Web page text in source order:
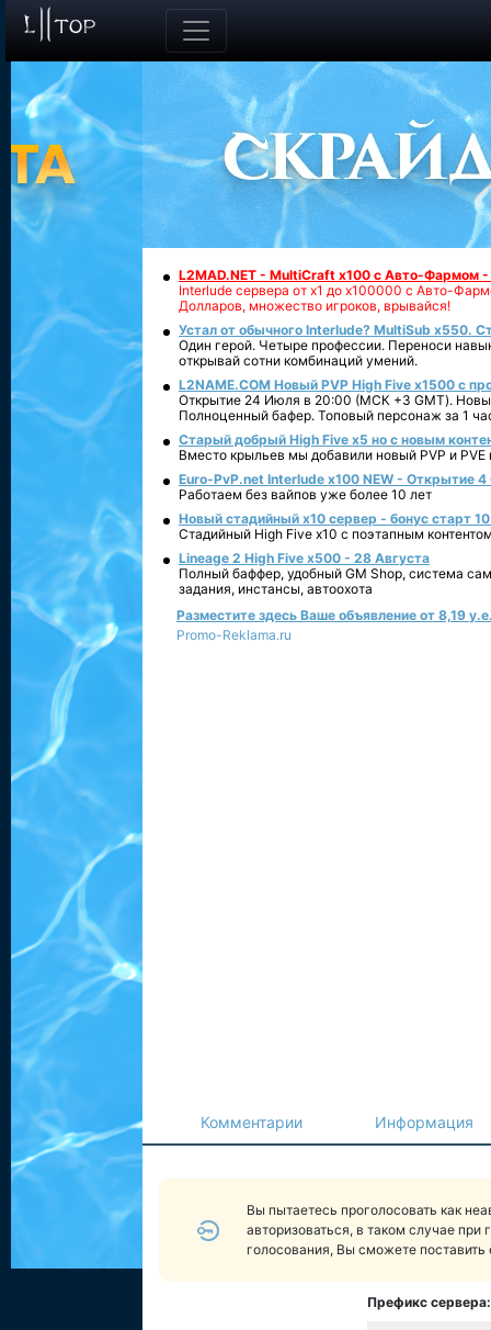
L2MAD.NET - MultiCraft x100 с Авто-Фармом
Interlude сервера от х1 до х100000 с Авто-
Долларов, множество игроков, врывайся!
Устал от обычного Interlude? MultiSub x550.
Один герой. Четыре профессии. Переноси
открывай сотни комбинаций умений.
L2NAME.COM Новый PVP High Five x1500 с
Открытие 24 Июля в 20:00 (МСК +3 GMT).
Полноценный бафер. Топовый персонаж за 1
Старый добрый High Five x5 но с новым
Вместо крыльев мы добавили новый PVP и PVE
Euro-PvP.net Interlude х100 NEW - Открытие 4
Работаем без вайпов уже более 10 лет
Новый стадийный х10 сервер - бонус старт
Стадийный High Five x10 с поэтапным
Lineage 2 High Five x500 - 28 Августа
Полный баффер, удобный GM Shop, система
задания, инстансы, автоохота
Разместите здесь Ваше объявление от 8,19
Promo-Reklama.ru
Комментарии Информация
Вы пытаетесь проголосовать как
авторизоваться, в таком случае при
голосования, Вы сможете поставить
Префикс сервера: